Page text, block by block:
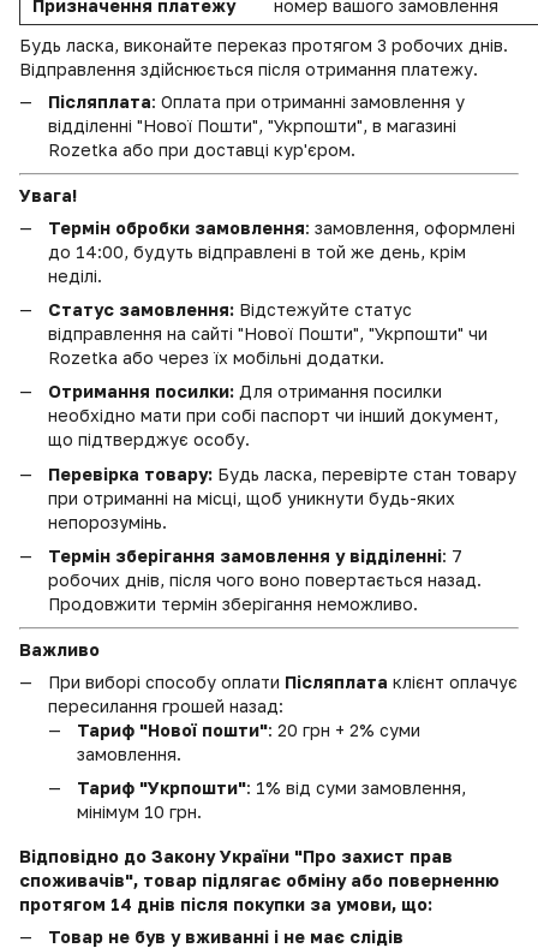
Призначення платежу
номер вашого замовлення
Будь ласка, виконайте переказ протягом 3 робочих днів.
Відправлення здійснюється після отримання платежу.
Післяплата: Оплата при отриманні замовлення у
відділенні "Нової Пошти", "Укрпошти", в магазині
Rozetka або при доставці кур'єром.
Увага!
Термін обробки замовлення: замовлення, оформлені
до 14:00, будуть відправлені в той же день, крім
неділі.
Статус замовлення: Відстежуйте статус
відправлення на сайті "Нової Пошти", "Укрпошти" чи
Rozetka або через їх мобільні додатки.
Отримання посилки: Для отримання посилки
необхідно мати при собі паспорт чи інший документ,
що підтверджує особу.
Перевірка товару: Будь ласка, перевірте стан товару
при отриманні на місці, щоб уникнути будь-яких
непорозумінь.
Термін зберігання замовлення у відділенні: 7
робочих днів, після чого воно повертається назад.
Продовжити термін зберігання неможливо.
Важливо
При виборі способу оплати Післяплата клієнт оплачує
пересилання грошей назад:
Тариф "Нової пошти": 20 грн + 2% суми
замовлення.
Тариф "Укрпошти": 1% від суми замовлення,
мінімум 10 грн.
Відповідно до Закону України "Про захист прав
споживачів", товар підлягає обміну або поверненню
протягом 14 днів після покупки за умови, що:
Товар не був у вживанні і не має слідів